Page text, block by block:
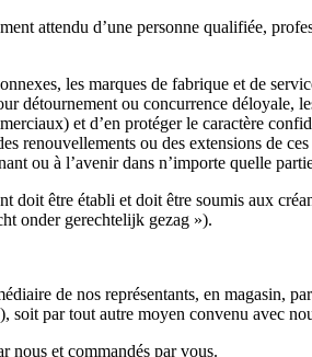
attendu d’une personne qualifiée,
les marques de fabrique et de
détournement ou concurrence déloyale,
et d’en protéger le caractère
renouvellements ou des extensions de
ou à l’avenir dans n’importe quelle
doit être établi et doit être soumis aux
onder gerechtelijk gezag »).
de nos représentants, en magasin,
soit par tout autre moyen convenu avec
nous et commandés par vous.